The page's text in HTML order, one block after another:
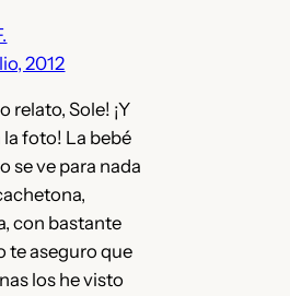
2012
relato, Sole! ¡Y
la foto! La bebé
se ve para nada
con bastante
te aseguro que
los he visto